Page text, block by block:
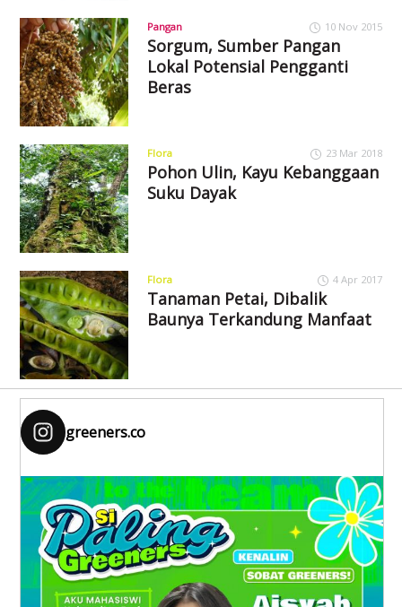
Pangan 10 Nov 2015
Sorgum, Sumber Pangan
Lokal Potensial Pengganti
Beras
Flora 23 Mar 2018
Pohon Ulin, Kayu Kebanggaan
Suku Dayak
Flora 4 Apr 2017
Tanaman Petai, Dibalik
Baunya Terkandung Manfaat
greeners.co